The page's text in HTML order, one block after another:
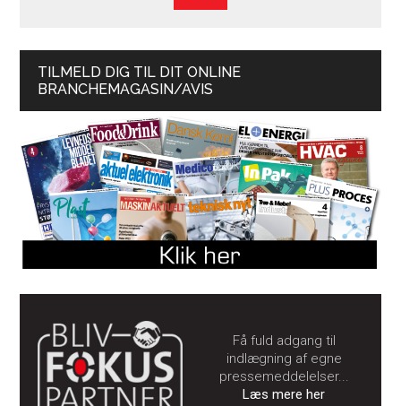
TILMELD DIG TIL DIT ONLINE
BRANCHEMAGASIN/AVIS
Få fuld adgang til
indlægning af egne
pressemeddelelser...
Læs mere her